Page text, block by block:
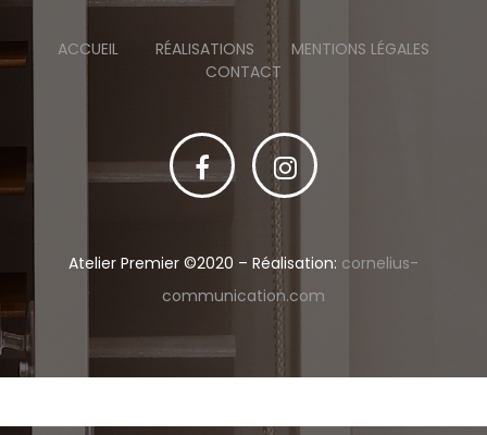
ACCUEIL RÉALISATIONS
MENTIONS LÉGALES
CONTACT
Atelier Premier ©2020 – Réalisation: cornelius-
communication.com